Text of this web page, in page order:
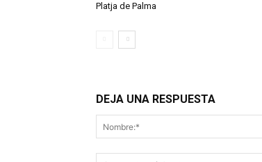
Platja de Palma
DEJA UNA RESPUESTA